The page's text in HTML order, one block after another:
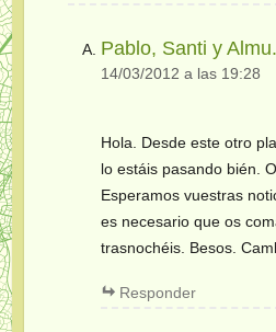
Pablo, Santi y Almu.
14/03/2012 a las 19:28
Hola. Desde este otro
lo estáis pasando bién.
Esperamos vuestras
es necesario que os
trasnochéis. Besos.
Responder